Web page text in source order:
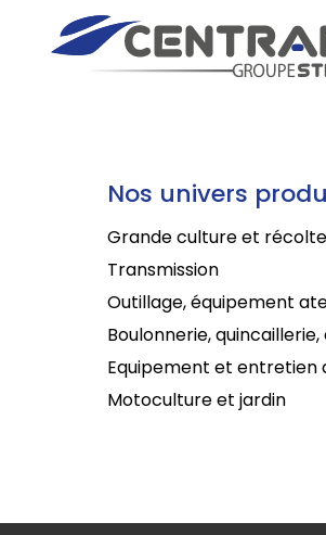
Nos univers
Grande culture et récolte
Transmission
Outillage, équipement
Boulonnerie,
Equipement et entretien
Motoculture et jardin